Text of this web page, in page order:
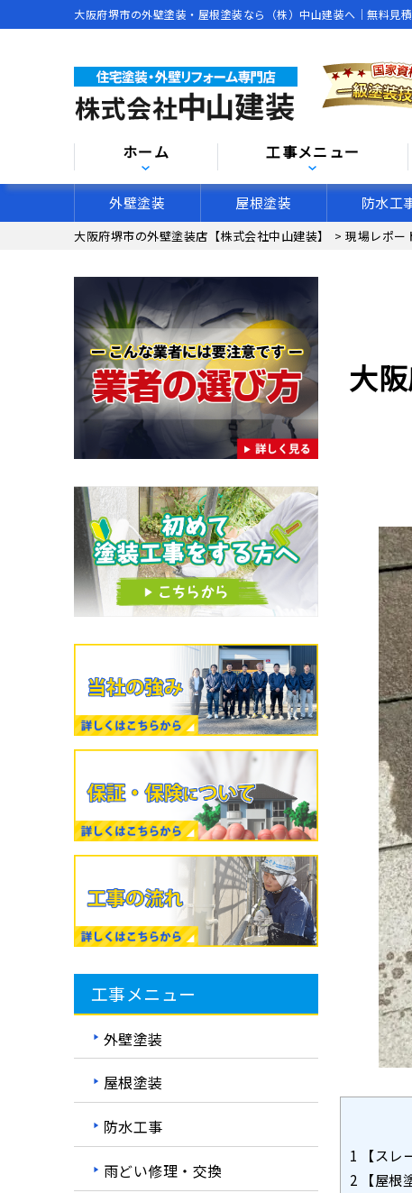
大阪府堺市の外壁塗装・屋根塗装なら（株）中山建装へ｜無料見
ホーム 工事メニュー
外壁塗装 屋根塗装 防水工
大阪府堺市の外壁塗装店【株式会社中山建装】 > 現場レポー
大
1 【ス
2 【屋根
工事メニュー
外壁塗装
屋根塗装
防水工事
雨どい修理・交換